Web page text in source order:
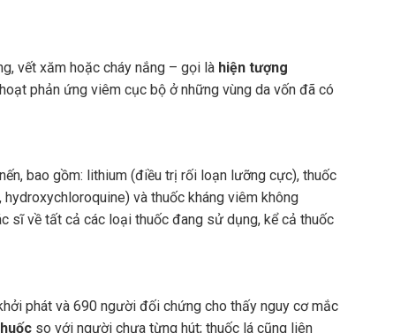
vết xăm hoặc cháy nắng – gọi là hiện tượng
phản ứng viêm cục bộ ở những vùng da vốn đã có
bao gồm: lithium (điều trị rối loạn lưỡng cực), thuốc
và thuốc kháng viêm không
sĩ về tất cả các loại thuốc đang sử dụng, kể cả thuốc
phát và 690 người đối chứng cho thấy nguy cơ mắc
so với người chưa từng hút; thuốc lá cũng liên